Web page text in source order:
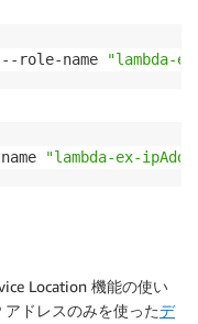
role-name "lambda-
"lambda-ex-
Location 機能の使い
ドレスのみを使ったデ